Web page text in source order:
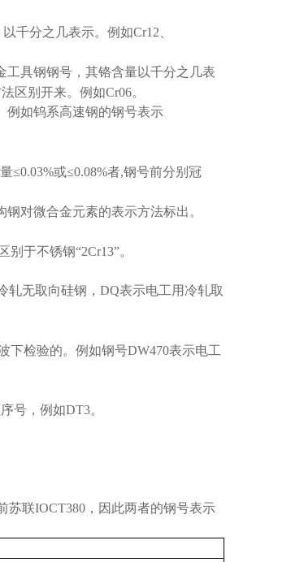
以千分之几表示。例如Cr12
具钢钢号，其铬含量以千分之几表
区别开来。例如Cr06。
例如钨系高速钢的钢号表示
≤0.03%或≤0.08%者,钢号前分别冠
钢对微合金元素的表示方法标出。
别于不锈钢“2Cr13”。
轧无取向硅钢， DQ表示电工用冷轧取
下检验的。例如钢号DW470表示电工
号，例如DT3。
苏联IOCT380 ，因此两者的钢号表示